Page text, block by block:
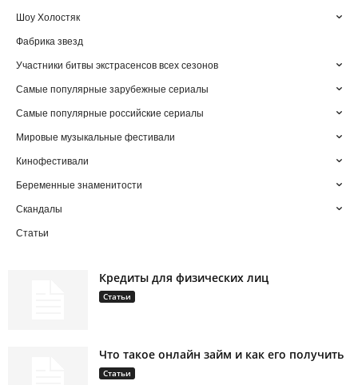
Шоу Холостяк
Фабрика звезд
Участники битвы экстрасенсов всех сезонов
Самые популярные зарубежные сериалы
Самые популярные российские сериалы
Мировые музыкальные фестивали
Кинофестивали
Беременные знаменитости
Скандалы
Статьи
Кредиты для физических лиц
Статьи
Что такое онлайн займ и как его получить
Статьи